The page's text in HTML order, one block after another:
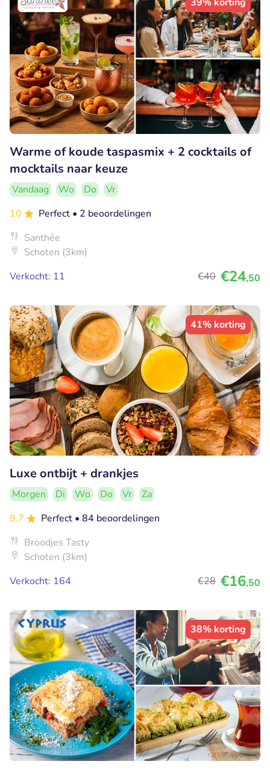
Warme of koude taspasmix + 2 cocktails of
mocktails naar keuze
Vandaag Wo Do
Vr
10
Perfect • 2 beoordelingen
Santhée
Schoten (3km)
Verkocht: 11
€40 €24,50
41% korting
Luxe ontbijt + drankjes
Morgen Di Wo Do Vr
Za
9.7
Perfect • 84 beoordelingen
Broodjes Tasty
Schoten (3km)
Verkocht: 164
€28 €16,50
38% korting